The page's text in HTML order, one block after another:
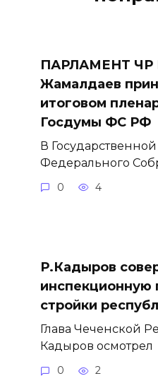
ПАРЛАМЕНТ ЧР
Жамалдаев
итоговом
Госдумы ФС РФ
В
Федерального
0 4
Р.Кадыров
инспекционную
стройки
Глава Чеченской
Кадыров осмотрел
0 2